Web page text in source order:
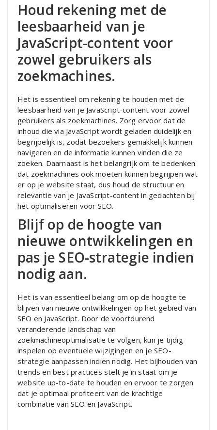
Houd rekening met de
leesbaarheid van je
JavaScript-content voor
zowel gebruikers als
zoekmachines.
Het is essentieel om rekening te houden met de
leesbaarheid van je JavaScript-content voor zowel
gebruikers als zoekmachines. Zorg ervoor dat de
inhoud die via JavaScript wordt geladen duidelijk en
begrijpelijk is, zodat bezoekers gemakkelijk kunnen
navigeren en de informatie kunnen vinden die ze
zoeken. Daarnaast is het belangrijk om te bedenken
dat zoekmachines ook moeten kunnen begrijpen wat
er op je website staat, dus houd de structuur en
relevantie van je JavaScript-content in gedachten bij
het optimaliseren voor SEO.
Blijf op de hoogte van
nieuwe ontwikkelingen en
pas je SEO-strategie indien
nodig aan.
Het is van essentieel belang om op de hoogte te
blijven van nieuwe ontwikkelingen op het gebied van
SEO en JavaScript. Door de voortdurend
veranderende landschap van
zoekmachineoptimalisatie te volgen, kun je tijdig
inspelen op eventuele wijzigingen en je SEO-
strategie aanpassen indien nodig. Het bijhouden van
trends en best practices stelt je in staat om je
website up-to-date te houden en ervoor te zorgen
dat je optimaal profiteert van de krachtige
combinatie van SEO en JavaScript.